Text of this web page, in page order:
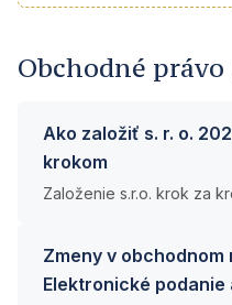
Obchodné právo
Ako založiť s. r. o.
krokom
Založenie s.r.o. krok za
Zmeny v
Elektronické podanie